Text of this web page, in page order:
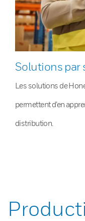
Solutions par
Les solutions de
permettent d’en
distribution.